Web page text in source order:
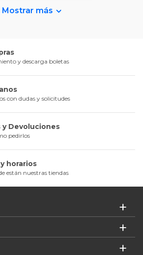
Mostrar más
y descarga boletas
con dudas y solicitudes
y Devoluciones
pedirlos
horarios
están nuestras tiendas